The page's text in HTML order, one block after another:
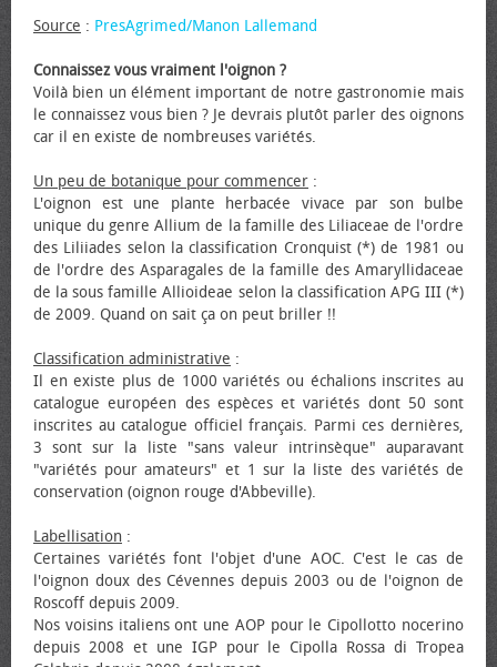
Source : PresAgrimed/Manon Lallemand
Connaissez vous vraiment l'oignon ?
Voilà bien un élément important de notre gastronomie mais
le connaissez vous bien ? Je devrais plutôt parler des oignons
car il en existe de nombreuses variétés.
Un peu de botanique pour commencer :
L'oignon est une plante herbacée vivace par son bulbe
unique du genre Allium de la famille des Liliaceae de l'ordre
des Liliiades selon la classification Cronquist (*) de 1981 ou
de l'ordre des Asparagales de la famille des Amaryllidaceae
de la sous famille Allioideae selon la classification APG III (*)
de 2009. Quand on sait ça on peut briller !!
Classification administrative :
Il en existe plus de 1000 variétés ou échalions inscrites au
catalogue européen des espèces et variétés dont 50 sont
inscrites au catalogue officiel français. Parmi ces dernières,
3 sont sur la liste "sans valeur intrinsèque" auparavant
"variétés pour amateurs" et 1 sur la liste des variétés de
conservation (oignon rouge d'Abbeville).
Labellisation :
Certaines variétés font l'objet d'une AOC. C'est le cas de
l'oignon doux des Cévennes depuis 2003 ou de l'oignon de
Roscoff depuis 2009.
Nos voisins italiens ont une AOP pour le Cipollotto nocerino
depuis 2008 et une IGP pour le Cipolla Rossa di Tropea